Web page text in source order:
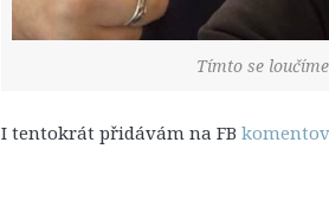
Tímto se
I tentokrát přidávám na FB